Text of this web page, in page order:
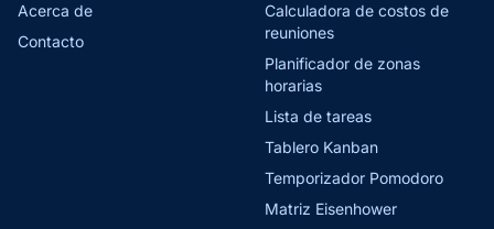
Acerca de
Contacto
Calculadora de costos de
reuniones
Planificador de zonas
horarias
Lista de tareas
Tablero Kanban
Temporizador Pomodoro
Matriz Eisenhower